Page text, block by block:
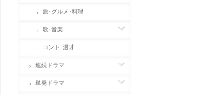
旅･グルメ･料理
歌･音楽
コント･漫才
連続ドラマ
単発ドラマ